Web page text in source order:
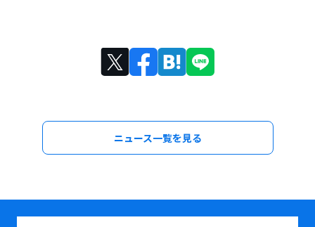
ニュース一覧を見る